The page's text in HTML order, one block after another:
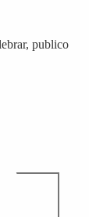
publico